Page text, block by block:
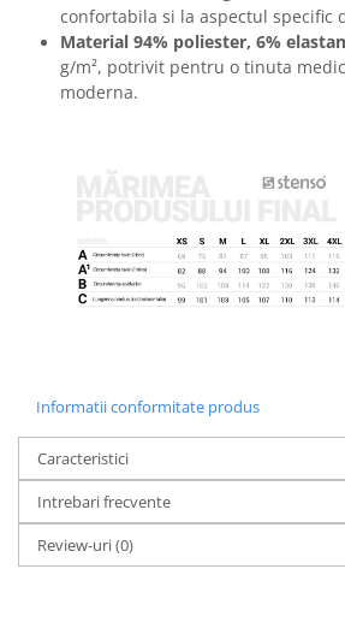
confortabila si la aspectul specific
Material 94% poliester, 6% elastan
g/m², potrivit pentru o tinuta
moderna.
Informatii conformitate produs
Caracteristici
Intrebari frecvente
Review-uri(0)